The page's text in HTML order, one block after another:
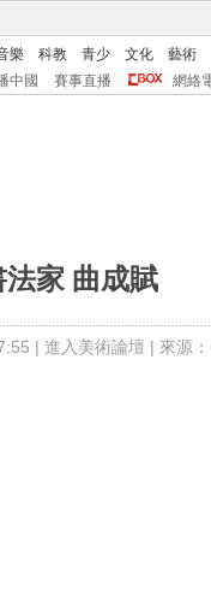
樂 科教 青少 文化
藝術
中國 賽事直播 網絡
法家 曲成賦
| 進入美術論壇 | 來源